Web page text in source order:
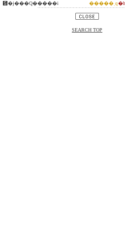
�j���Q�����i
�����ˎq
SEARCH TOP